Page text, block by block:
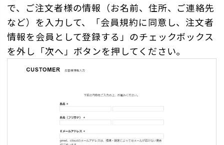
で、ご注文者様の情報（お名前、住所、ご連絡先
など）を入力して、「会員規約に同意し、注文者
情報を会員として登録する」のチェックボックス
を外し「次へ」ボタンを押してください。